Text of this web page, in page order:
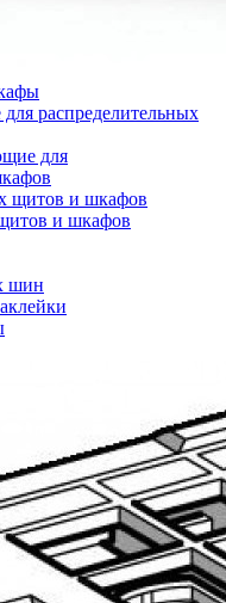
распределительных
для
щитов и шкафов
и шкафов
шин